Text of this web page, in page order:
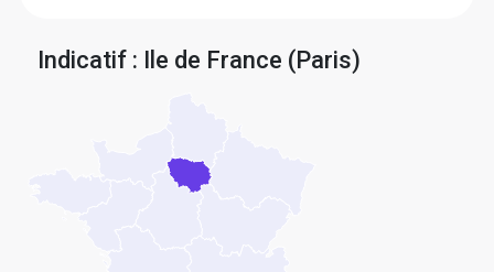
Indicatif : Ile de France (Paris)